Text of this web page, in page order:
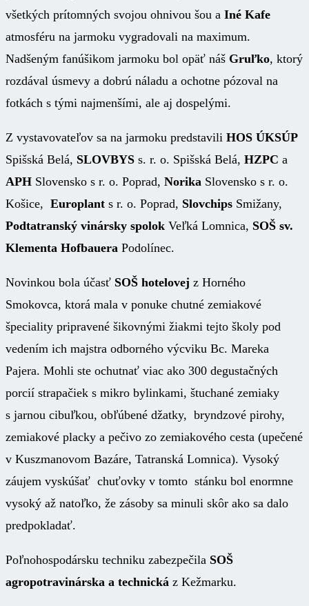
všetkých prítomných svojou ohnivou šou a Iné Kafe
atmosféru na jarmoku vygradovali na maximum.
Nadšeným fanúšikom jarmoku bol opäť náš Gruľko, ktorý
rozdával úsmevy a dobrú náladu a ochotne pózoval na
fotkách s tými najmenšími, ale aj dospelými.
Z vystavovateľov sa na jarmoku predstavili HOS ÚKSÚP
Spišská Belá, SLOVBYS s. r. o. Spišská Belá, HZPC a
APH Slovensko s r. o. Poprad, Norika Slovensko s r. o.
Košice, Europlant s r. o. Poprad, Slovchips Smižany,
Podtatranský vinársky spolok Veľká Lomnica, SOŠ sv.
Klementa Hofbauera Podolínec.
Novinkou bola účasť SOŠ hotelovej z Horného
Smokovca, ktorá mala v ponuke chutné zemiakové
špeciality pripravené šikovnými žiakmi tejto školy pod
vedením ich majstra odborného výcviku Bc. Mareka
Pajera. Mohli ste ochutnať viac ako 300 degustačných
porcií strapačiek s mikro bylinkami, štuchané zemiaky
s jarnou cibuľkou, obľúbené džatky, bryndzové pirohy,
zemiakové placky a pečivo zo zemiakového cesta (upečené
v Kuszmanovom Bazáre, Tatranská Lomnica). Vysoký
záujem vyskúšať chuťovky v tomto stánku bol enormne
vysoký až natoľko, že zásoby sa minuli skôr ako sa dalo
predpokladať.
Poľnohospodársku techniku zabezpečila SOŠ
agropotravinárska a technická z Kežmarku.